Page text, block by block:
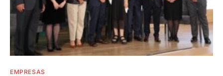
EMPRESAS